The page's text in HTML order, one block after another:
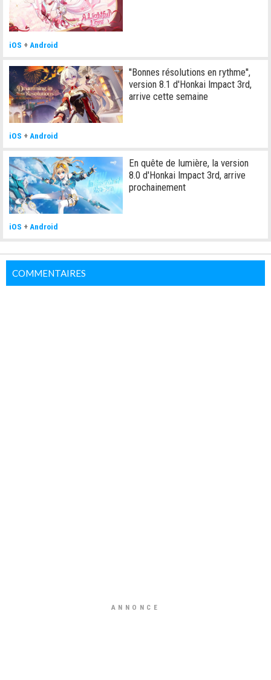
iOS + Android
''Bonnes résolutions en rythme'',
version 8.1 d'Honkai Impact 3rd,
arrive cette semaine
iOS + Android
En quête de lumière, la version
8.0 d'Honkai Impact 3rd, arrive
prochainement
iOS + Android
COMMENTAIRES
ANNONCE